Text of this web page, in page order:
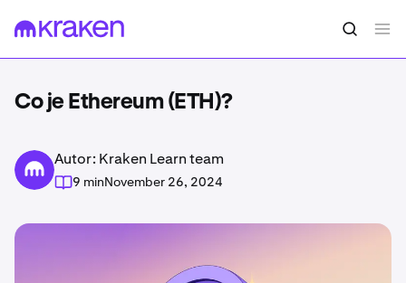
Co je Ethereum (ETH)?
Autor: Kraken Learn team
9 minNovember 26, 2024